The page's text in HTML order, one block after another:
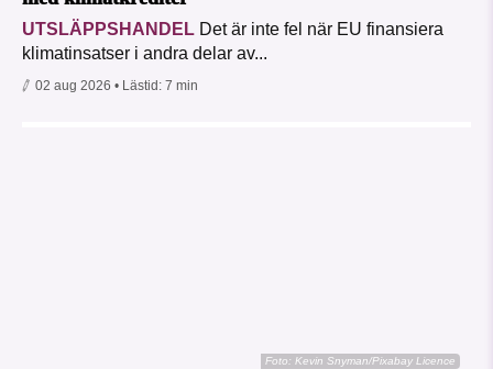
UTSLÄPPSHANDEL Det är inte fel när EU finansiera
klimatinsatser i andra delar av...
02 aug 2026 • Lästid: 7 min
Foto: Kevin Snyman/Pixabay Licence